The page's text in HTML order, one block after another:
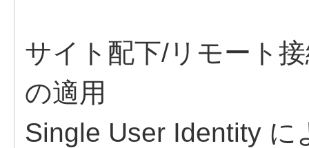
サイト配下/リモート
の適用
Single User Identity